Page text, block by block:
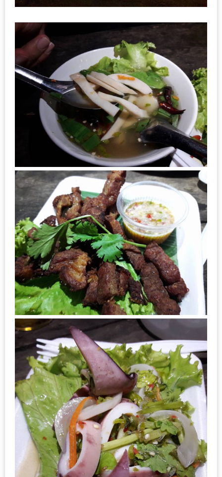
บาร์บีคิว
สาว
เหนือ
กับ
สลัด
หนุ่ม
บ้านนา
เมนู
เด็ด
จาก
ANNA
ที่
เอาชนะ
ใจ
กรรมการ
จาก
THE
DISH
EVENT
ที่
ต้อง
ห้าม
พลาด
สำหรับ
ฤดู
หนาว
นี้
กับ
PING
FAI
FESTIVAL
2